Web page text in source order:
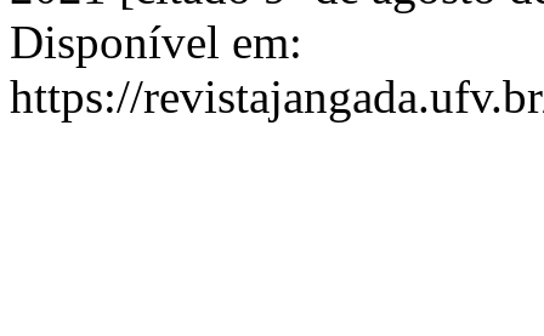
Disponível em:
https://